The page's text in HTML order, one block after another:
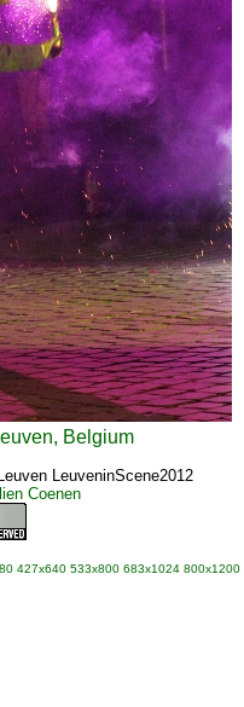
Belgium
LeuveninScene2012
Coenen
427x640 533x800 683x1024 800x1200